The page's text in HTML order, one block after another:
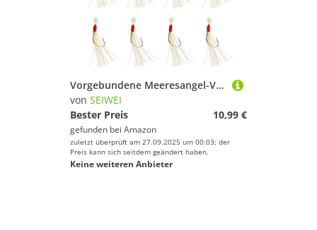
Vorgebundene Meeresangel-Vorfächer, 30 Stück, Makrelenfeder-Vorfächer, Haken, Angelfedern, Seefeder-Köder-Angelgeräte, Seeboot-Strand-Pier-Köder-Angelgeräte für Makrele, Hering, Barsch, Kabeljau
von SEIWEI
Bester Preis
10,99 €
gefunden bei Amazon
zuletzt überprüft am 27.09.2025 um 00:03; der
Preis kann sich seitdem geändert haben.
Keine weiteren Anbieter